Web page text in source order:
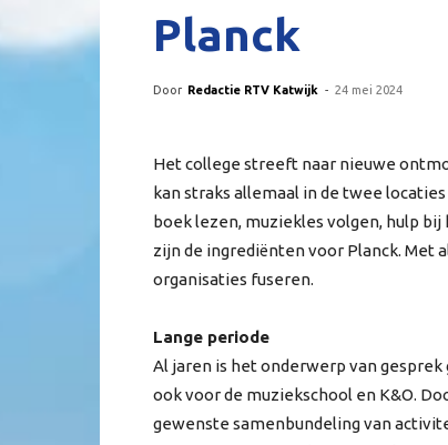
Planck
Door Redactie RTV Katwijk - 24 mei 2024
Het college streeft naar nieuwe
kan straks allemaal in de twee
boek lezen, muziekles volgen, hulp
zijn de ingrediënten voor Planck. Met
organisaties fuseren.
Lange periode
Al jaren is het onderwerp van
ook voor de muziekschool en K&O.
gewenste samenbundeling van